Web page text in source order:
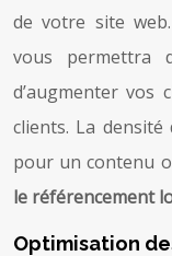
de votre site
vous permettra
d’augmenter vos
clients. La
pour un contenu
le référencement
Optimisation